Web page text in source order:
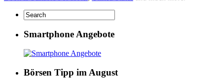
Smartphone Angebote
Börsen Tipp im August